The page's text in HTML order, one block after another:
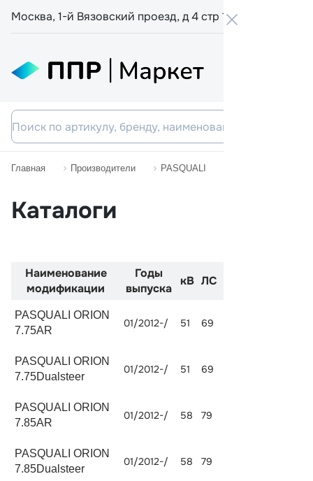
Москва, 1-й Вязовский проезд, д 4 стр 19
Главная Производители PASQUALI
Каталоги
Наименование
модификации
Годы
выпуска
кВ ЛС
PASQUALI ORION
7.75AR
01/2012-/ 51 69
PASQUALI ORION
7.75Dualsteer
01/2012-/ 51 69
PASQUALI ORION
7.85AR
01/2012-/ 58 79
PASQUALI ORION
7.85Dualsteer
01/2012-/ 58 79